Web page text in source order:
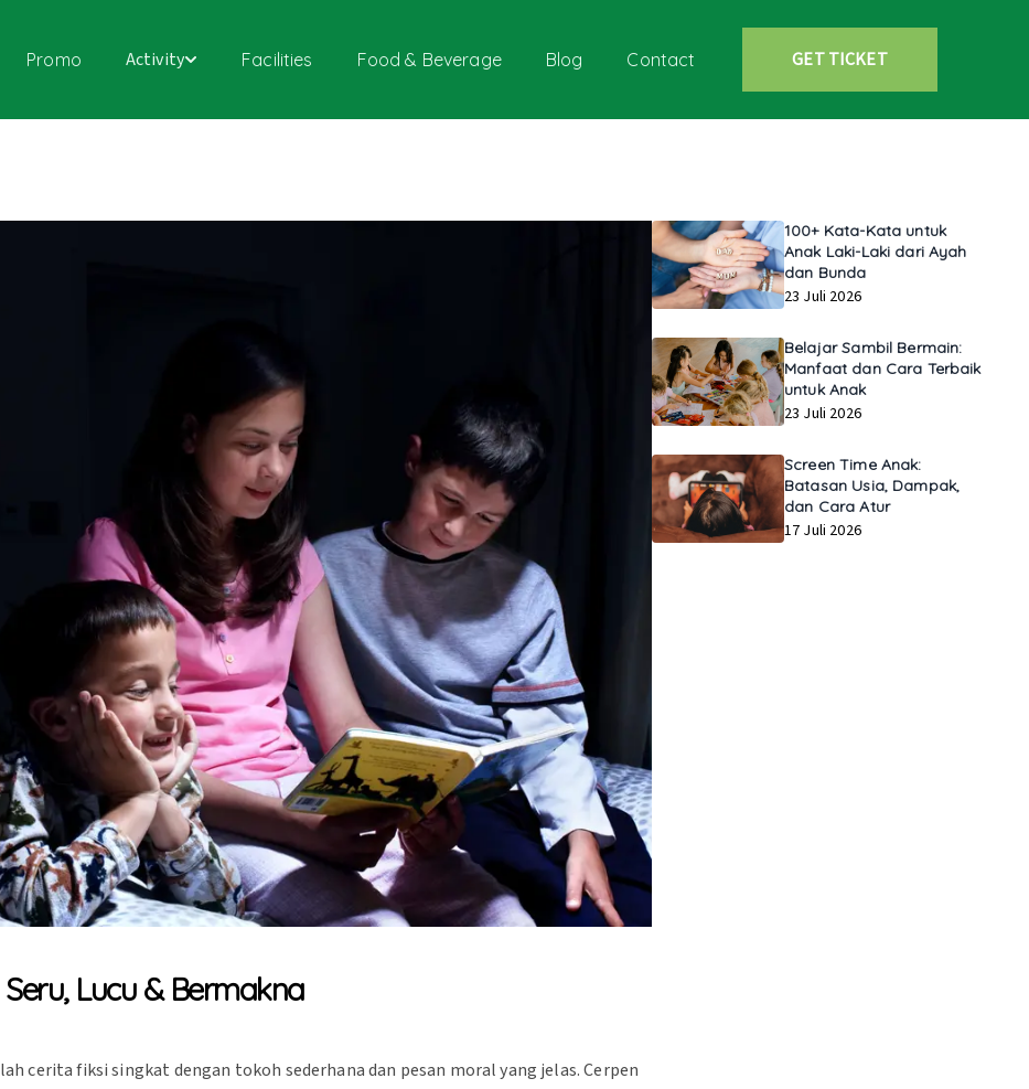
Promo Activity Facilities Food & Beverage Blog Contact GET TICKET
Lucu & Bermakna
cerita fiksi singkat dengan tokoh sederhana dan pesan moral yang jelas. Cerpen
100+ Kata-Kata untuk
Anak Laki-Laki dari Ayah
dan Bunda
23 Juli 2026
Belajar Sambil Bermain:
Manfaat dan Cara Terbaik
untuk Anak
23 Juli 2026
Screen Time Anak:
Batasan Usia, Dampak,
dan Cara Atur
17 Juli 2026